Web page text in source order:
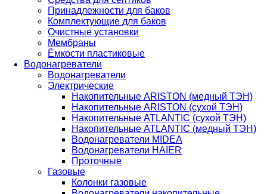
Принадлежности для баков
Комплектующие для баков
Очистные установки
Мембраны
Ёмкости пластиковые
Водонагреватели
Водонагреватели
Электрические
Накопительные ARISTON (медный ТЭН)
Накопительные ARISTON (сухой ТЭН)
Накопительные ATLANTIC (сухой ТЭН)
Накопительные ATLANTIC (медный ТЭН)
Водонагреватели MIDEA
Водонагреватели HAIER
Проточные
Газовые
Колонки газовые